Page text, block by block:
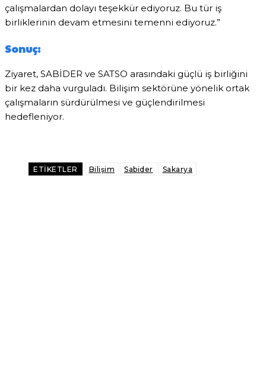
çalışmalardan dolayı teşekkür ediyoruz. Bu tür iş
birliklerinin devam etmesini temenni ediyoruz.”
Sonuç:
Ziyaret, SABİDER ve SATSO arasındaki güçlü iş birliğini
bir kez daha vurguladı. Bilişim sektörüne yönelik ortak
çalışmaların sürdürülmesi ve güçlendirilmesi
hedefleniyor.
ETIKETLER Bilişim Sabider Sakarya